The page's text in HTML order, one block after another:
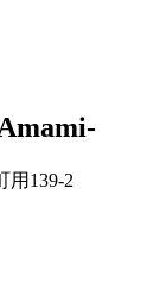
用139-2